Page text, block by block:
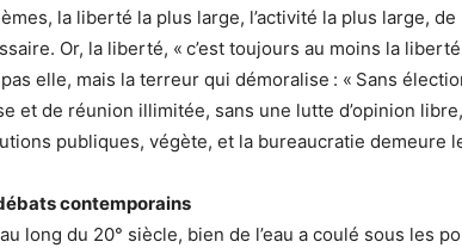
la liberté la plus large, l’activité la plus large,
Or, la liberté, « c’est toujours au moins la
pas elle, mais la terreur qui démoralise : « Sans
et de réunion illimitée, sans une lutte d’opinion
publiques, végète, et la bureaucratie demeure
contemporains
long du 20° siècle, bien de l’eau a coulé sous les